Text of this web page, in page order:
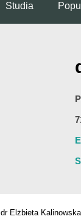
Studia
dr Elżbieta Kalinowska